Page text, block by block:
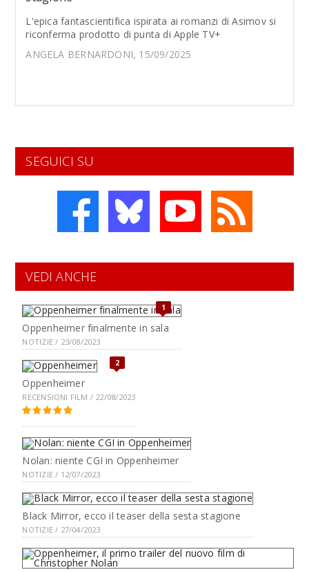
L'epica fantascientifica ispirata ai romanzi di Asimov si
riconferma prodotto di punta di Apple TV+
ANGELA BERNARDONI, 15/09/2025
SEGUICI SU
VEDI ANCHE
1
Oppenheimer finalmente in sala
NOTIZIE / 23/08/2023
2
Oppenheimer
RECENSIONI FILM / 22/08/2023
Nolan: niente CGI in Oppenheimer
NOTIZIE / 12/07/2023
Black Mirror, ecco il teaser della sesta stagione
NOTIZIE / 27/04/2023